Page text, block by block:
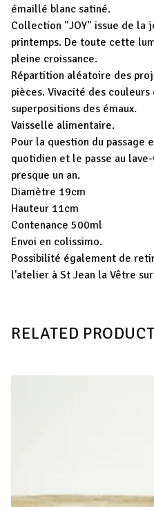
émaillé blanc satiné.
Collection "JOY" issue de la
printemps. De toute cette
pleine croissance.
Répartition aléatoire des
pièces. Vivacité des
superpositions des émaux.
Vaisselle alimentaire.
Pour la question du passage
quotidien et le passe au
presque un an.
Diamètre 19cm
Hauteur 11cm
Contenance 500ml
Envoi en colissimo.
Possibilité également de
l'atelier à St Jean la Vêtre
RELATED